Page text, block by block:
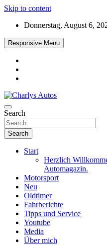
Skip to content
Donnerstag, August 6,
Responsive Menu
Charlys Autos
Das neue Automagazin –
Search
Search
Start
Herzlich
Automagazin.
Motorsport
Neu
Oldtimer
Fahrberichte
Tipps und Service
Youtube
Media
Über mich